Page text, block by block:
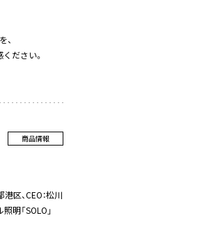
、
ださい。
商品情報
区、CEO：松川
明「SOLO」